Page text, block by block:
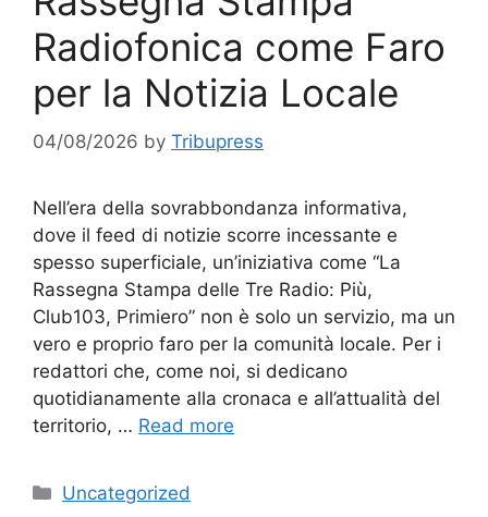
Radiofonica come Faro
per la Notizia Locale
04/08/2026 by Tribupress
Nell’era della sovrabbondanza informativa,
dove il feed di notizie scorre incessante e
spesso superficiale, un’iniziativa come “La
Rassegna Stampa delle Tre Radio: Più,
Club103, Primiero” non è solo un servizio, ma un
vero e proprio faro per la comunità locale. Per i
redattori che, come noi, si dedicano
quotidianamente alla cronaca e all’attualità del
territorio, … Read more
Categories
Uncategorized